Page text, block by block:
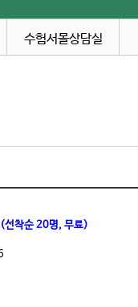
수험서몰상담실
(선착순 20명, 무료)